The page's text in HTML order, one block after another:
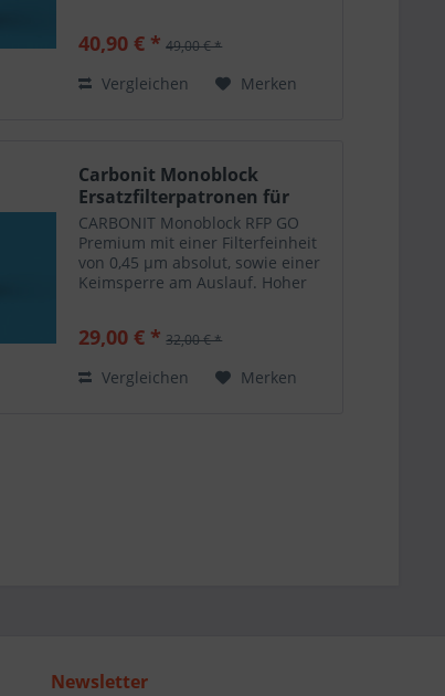
oder Kupfer zu entnehmen,
40,90 € * 49,00 € *
Vergleichen Merken
Carbonit Monoblock
Ersatzfilterpatronen für
RFP...
CARBONIT Monoblock RFP GO
Premium mit einer Filterfeinheit
von 0,45 µm absolut, sowie einer
Keimsperre am Auslauf. Hoher
polaren Pestiziden und
Blockfilter...
29,00 € * 32,00 € *
Vergleichen Merken
Newsletter